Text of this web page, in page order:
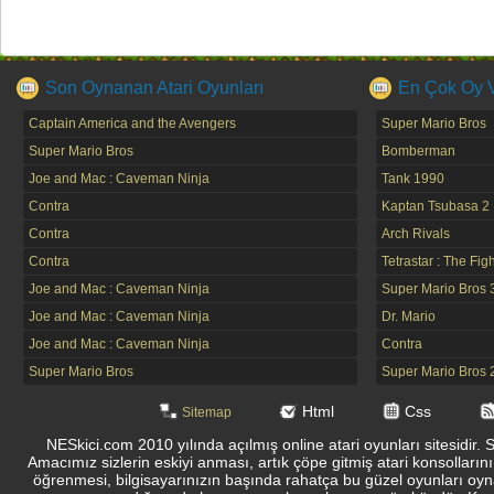
Son Oynanan Atari Oyunları
Captain America and the Avengers
Super Mario Bros
Joe and Mac : Caveman Ninja
Contra
Contra
Contra
Joe and Mac : Caveman Ninja
Joe and Mac : Caveman Ninja
Joe and Mac : Caveman Ninja
Super Mario Bros
En Çok Oy
Super Mario Bros
Bomberman
Tank 1990
Kaptan Tsubasa 2
Arch Rivals
Tetrastar : The
Super Mario Bros
Dr. Mario
Contra
Super Mario Bros
Sitemap Html
Css
NESkici.com 2010 yılında açılmış online atari oyunları
Amacımız sizlerin eskiyi anması, artık çöpe gitmiş atari
öğrenmesi, bilgisayarınızın başında rahatça bu güzel oyunları